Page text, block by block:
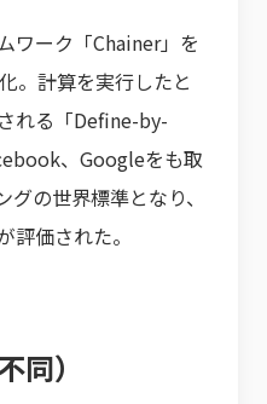
ワーク「Chainer」を
。計算を実行したと
れる「Define-by-
、Googleをも取
の世界標準となり、
評価された。
）